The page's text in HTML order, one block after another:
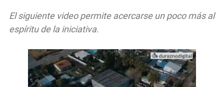
El siguiente video permite acercarse un poco más al
espíritu de la iniciativa.